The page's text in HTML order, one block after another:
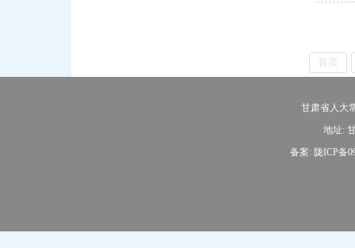
首页
甘肃省人大
地址:
备案: 陇ICP备